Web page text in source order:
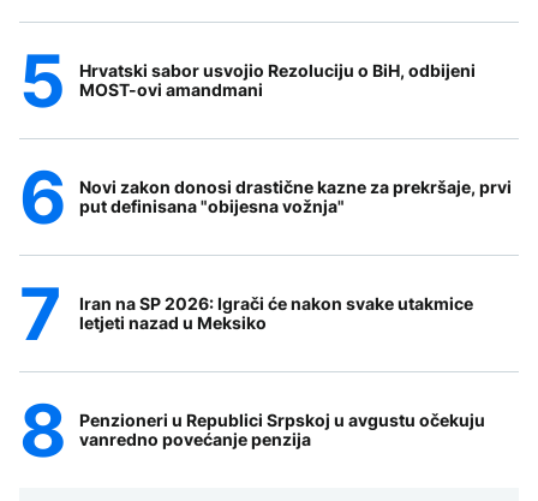
Hrvatski sabor usvojio Rezoluciju o BiH, odbijeni
MOST-ovi amandmani
Novi zakon donosi drastične kazne za prekršaje, prvi
put definisana "obijesna vožnja"
Iran na SP 2026: Igrači će nakon svake utakmice
letjeti nazad u Meksiko
Penzioneri u Republici Srpskoj u avgustu očekuju
vanredno povećanje penzija